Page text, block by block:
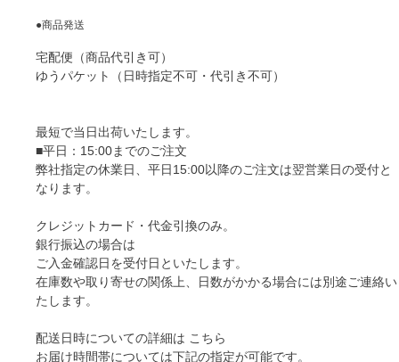
●商品発送
宅配便（商品代引き可）
ゆうパケット（日時指定不可・代引き不可）
最短で当日出荷いたします。
■平日：15:00までのご注文
弊社指定の休業日、平日15:00以降のご注文は翌営業日の受付と
なります。
クレジットカード・代金引換のみ。
銀行振込の場合は
ご入金確認日を受付日といたします。
在庫数や取り寄せの関係上、日数がかかる場合には別途ご連絡い
たします。
配送日時についての詳細は こちら
お届け時間帯については下記の指定が可能です。